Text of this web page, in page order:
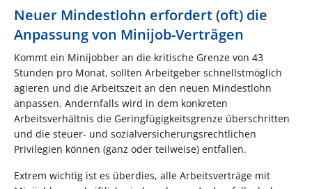
Neuer Mindestlohn erfordert (oft) die
Anpassung von Minijob-Verträgen
Kommt ein Minijobber an die kritische Grenze von 43
Stunden pro Monat, sollten Arbeitgeber schnellstmöglich
agieren und die Arbeitszeit an den neuen Mindestlohn
anpassen. Andernfalls wird in dem konkreten
Arbeitsverhältnis die Geringfügigkeitsgrenze überschritten
und die steuer- und sozialversicherungsrechtlichen
Privilegien können (ganz oder teilweise) entfallen.
Extrem wichtig ist es überdies, alle Arbeitsverträge mit